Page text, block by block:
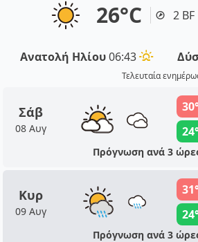
26°C 2
Ανατολή Ηλίου06:43
Τελευταία
Σάβ
08 Αυγ
Πρόγνωση ανά 3
Κυρ
09 Αυγ
Πρόγνωση ανά 3